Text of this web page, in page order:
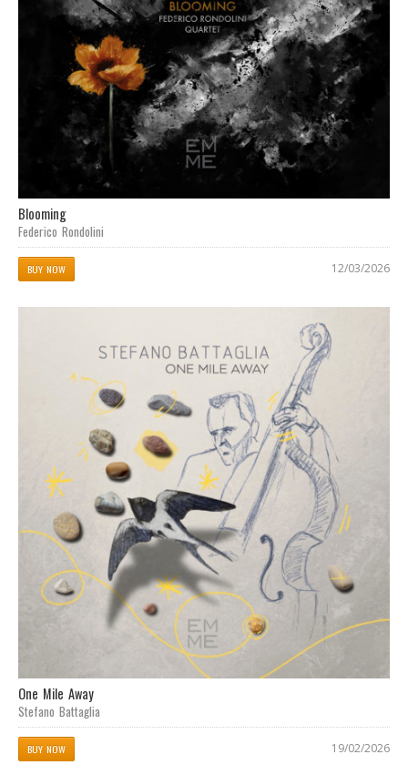
Blooming
Federico Rondolini
BUY NOW 12/03/2026
One Mile Away
Stefano Battaglia
BUY NOW 19/02/2026